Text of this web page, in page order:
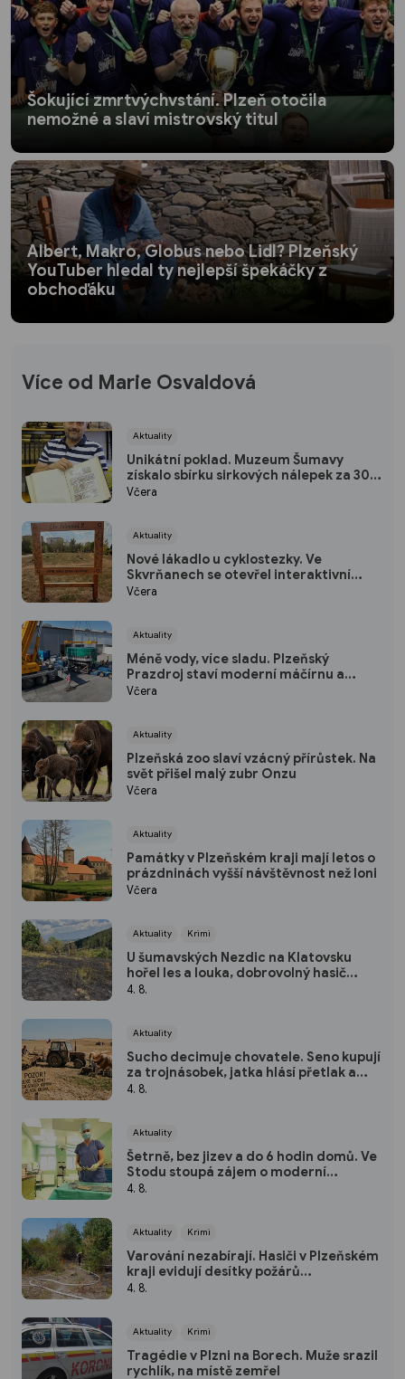
Šokující zmrtvýchvstání. Plzeň otočila
nemožné a slaví mistrovský titul
Albert, Makro, Globus nebo Lidl? Plzeňský
YouTuber hledal ty nejlepší špekáčky z
obchoďáku
Více od Marie Osvaldová
Aktuality
Unikátní poklad. Muzeum Šumavy
získalo sbírku sirkových nálepek za 300
tisíc
Včera
Aktuality
Nové lákadlo u cyklostezky. Ve
Skvrňanech se otevřel interaktivní
Ekopark
Včera
Aktuality
Méně vody, více sladu. Plzeňský
Prazdroj staví moderní máčírnu a
ušetří miliony litrů vody
Včera
Aktuality
Plzeňská zoo slaví vzácný přírůstek. Na
svět přišel malý zubr Onzu
Včera
Aktuality
Památky v Plzeňském kraji mají letos o
prázdninách vyšší návštěvnost než loni
Včera
Aktuality Krimi
U šumavských Nezdic na Klatovsku
hořel les a louka, dobrovolný hasič
skončil v nemocnici
4. 8.
Aktuality
Sucho decimuje chovatele. Seno kupují
za trojnásobek, jatka hlásí přetlak a
hrozí rušení chovů
4. 8.
Aktuality
Šetrně, bez jizev a do 6 hodin domů. Ve
Stodu stoupá zájem o moderní
hysteroskopii
4. 8.
Aktuality Krimi
Varování nezabírají. Hasiči v Plzeňském
kraji evidují desítky požárů
způsobených lidmi
4. 8.
Aktuality Krimi
Tragédie v Plzni na Borech. Muže srazil
rychlík, na místě zemřel